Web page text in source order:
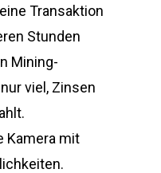
Transaktion
Stunden
Mining-
viel, Zinsen
Kamera mit